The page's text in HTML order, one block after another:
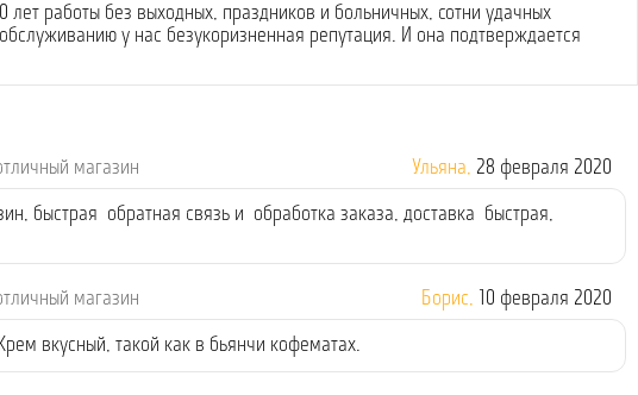
работы без выходных, праздников и больничных, сотни удачных
у нас безукоризненная репутация. И она подтверждается
отличный магазин Ульяна, 28 февраля 2020
быстрая обратная связь и обработка заказа, доставка быстрая,
отличный магазин Борис, 10 февраля 2020
вкусный, такой как в бьянчи кофематах.